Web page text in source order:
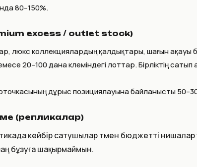
80–150%.
excess / outlet stock)
люкс коллекциялардың қалдықтары, шағын
20–100 дана көлеміндегі лоттар. Бірліктің
дұрыс позициялауына байланысты
(репликалар)
кейбір сатушылар төмен бюджетті
бұзуға шақырмаймын.